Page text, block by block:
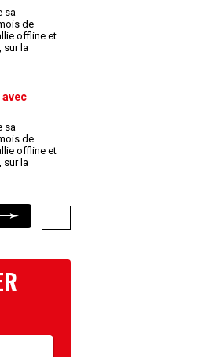
sa
de
offline et
sur la
avec
sa
de
offline et
sur la